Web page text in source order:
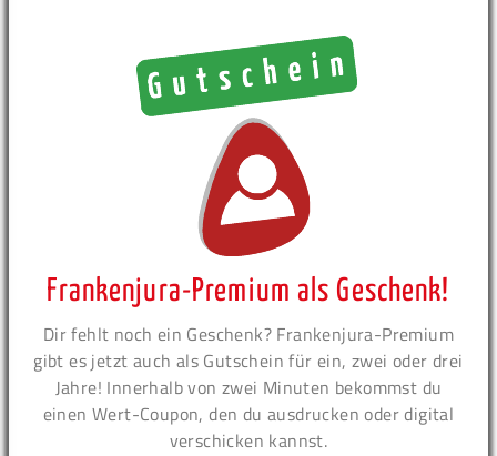
Frankenjura-Premium als Geschenk!
Dir fehlt noch ein Geschenk? Frankenjura-Premium
gibt es jetzt auch als Gutschein für ein, zwei oder drei
Jahre! Innerhalb von zwei Minuten bekommst du
einen Wert-Coupon, den du ausdrucken oder digital
verschicken kannst.